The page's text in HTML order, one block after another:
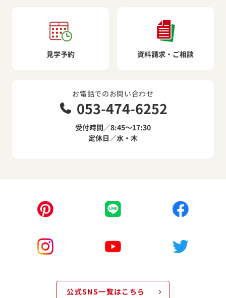
見学予約 資料請求・ご相談
お電話でのお問い合わせ
053-474-6252
受付時間／8:45～17:30
定休日／水・木
公式SNS一覧はこちら